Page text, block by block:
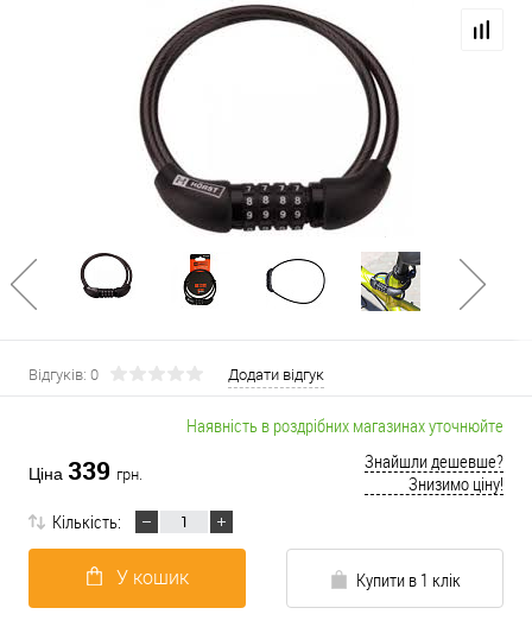
Відгуків: 0 Додати відгук
Наявність в роздрібних магазинах уточнюйте
Ціна 339 грн.
Знайшли дешевше?
Знизимо ціну!
Кількість:
У кошик Купити в 1 клік